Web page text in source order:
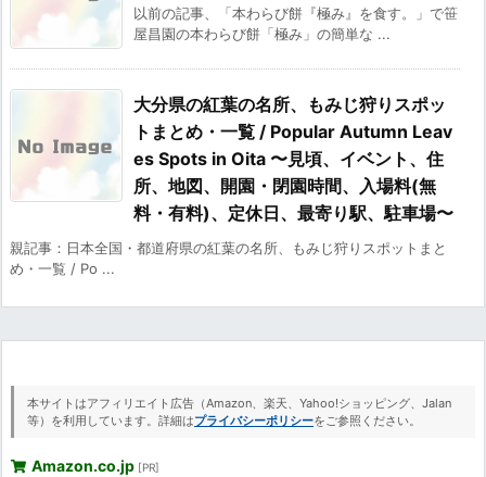
以前の記事、「本わらび餅『極み』を食す。」で笹
屋昌園の本わらび餅「極み」の簡単な ...
大分県の紅葉の名所、もみじ狩りスポッ
トまとめ・一覧 / Popular Autumn Leav
es Spots in Oita 〜見頃、イベント、住
所、地図、開園・閉園時間、入場料(無
料・有料)、定休日、最寄り駅、駐車場〜
親記事：日本全国・都道府県の紅葉の名所、もみじ狩りスポットまと
め・一覧 / Po ...
本サイトはアフィリエイト広告（Amazon、楽天、Yahoo!ショッピング、Jalan
等）を利用しています。詳細はプライバシーポリシーをご参照ください。
Amazon.co.jp [PR]